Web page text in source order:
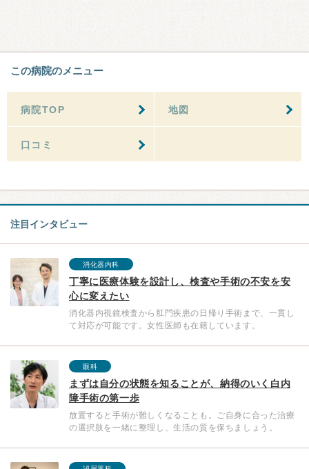
この病院のメニュー
病院TOP 地図
口コミ
注目インタビュー
消化器内科
丁寧に医療体験を設計し、検査や手術の不安を安
心に変えたい
消化器内視鏡検査から肛門疾患の日帰り手術まで、一貫し
て対応が可能です。女性医師も在籍しています。
眼科
まずは自分の状態を知ることが、納得のいく白内
障手術の第一歩
放置すると手術が難しくなることも。ご自身に合った治療
の選択肢を一緒に整理し、生活の質を保ちましょう。